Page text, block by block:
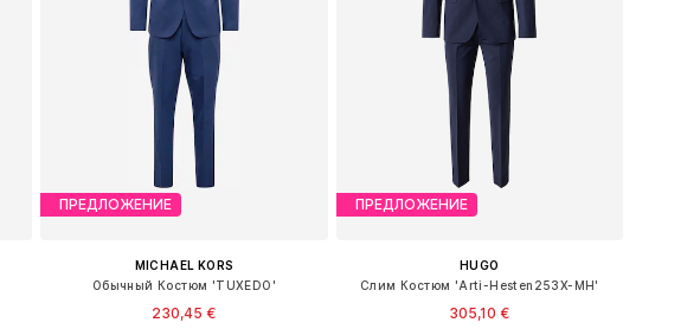
ПРЕДЛОЖЕНИЕ
MICHAEL KORS
Обычный Костюм 'TUXEDO'
230,45 €
ПРЕДЛОЖЕНИЕ
HUGO
Слим Костюм 'Arti-Hesten253X-MH'
305,10 €